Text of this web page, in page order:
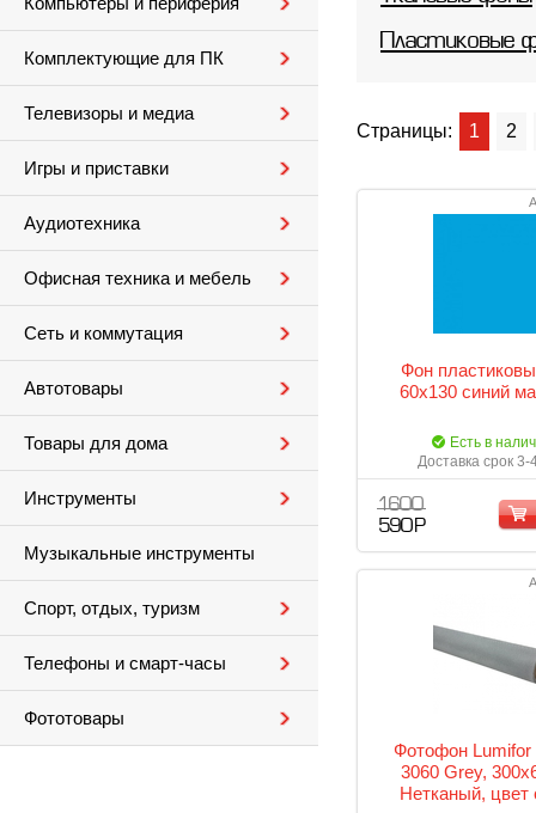
Комплектующие для ПК
Телевизоры и медиа
Игры и приставки
Аудиотехника
Офисная техника и мебель
Сеть и коммутация
Автотовары
Товары для дома
Инструменты
Музыкальные инструменты
Спорт, отдых, туризм
Телефоны и смарт-часы
Фототовары
Пластиковые
Страницы: 1 2
Фон
60х130 синий
Есть в
Доставка срок 3-
1 600
590 Р
Фотофон Lumifor
3060 Grey,
Нетканый, цвет